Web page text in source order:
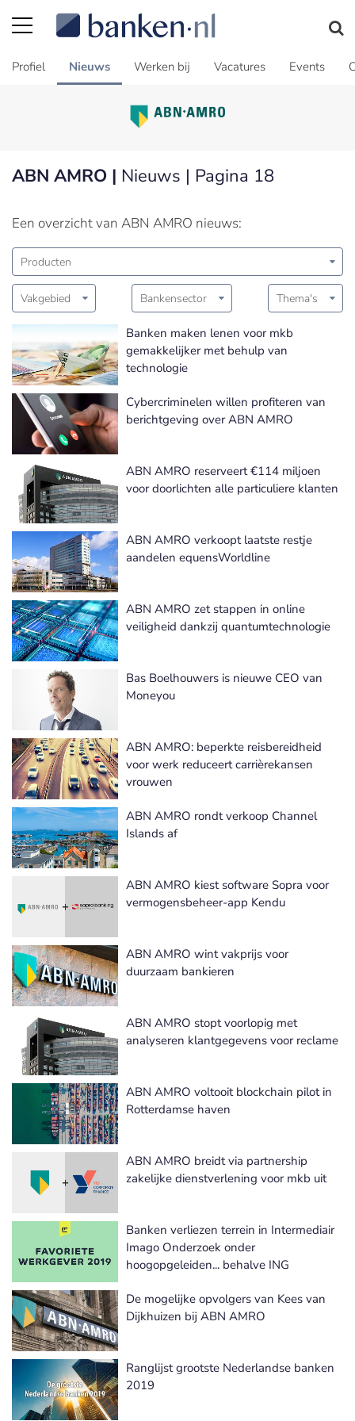
Profiel Nieuws Werken bij Vacatures Events
ABN AMRO | Nieuws | Pagina 18
Een overzicht van ABN AMRO nieuws:
Producten
Vakgebied Bankensector Thema's
Banken maken lenen voor mkb
gemakkelijker met behulp van
technologie
Cybercriminelen willen profiteren van
berichtgeving over ABN AMRO
ABN AMRO reserveert €114 miljoen
voor doorlichten alle particuliere klanten
ABN AMRO verkoopt laatste restje
aandelen equensWorldline
ABN AMRO zet stappen in online
veiligheid dankzij quantumtechnologie
Bas Boelhouwers is nieuwe CEO van
Moneyou
ABN AMRO: beperkte reisbereidheid
voor werk reduceert carrièrekansen
vrouwen
ABN AMRO rondt verkoop Channel
Islands af
ABN AMRO kiest software Sopra voor
vermogensbeheer-app Kendu
ABN AMRO wint vakprijs voor
duurzaam bankieren
ABN AMRO stopt voorlopig met
analyseren klantgegevens voor reclame
ABN AMRO voltooit blockchain pilot in
Rotterdamse haven
ABN AMRO breidt via partnership
zakelijke dienstverlening voor mkb uit
Banken verliezen terrein in Intermediair
Imago Onderzoek onder
hoogopgeleiden... behalve ING
De mogelijke opvolgers van Kees van
Dijkhuizen bij ABN AMRO
Ranglijst grootste Nederlandse banken
2019